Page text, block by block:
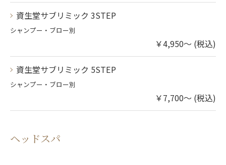
資生堂サブリミック 3STEP
シャンプー・ブロー別
￥4,950～ (税込)
資生堂サブリミック 5STEP
シャンプー・ブロー別
￥7,700～ (税込)
ヘッドスパ